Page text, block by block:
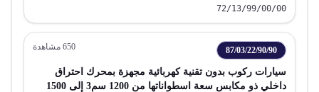
72/13/99/00/00
87/03/22/90/90
650 مشاهدة
سيارات ركوب بدون تقنية كهربائية مجهزة بمحرك احتراق
داخلي ذو مكابس سعة اسطواناتها من 1200 سم3 إلى 1500